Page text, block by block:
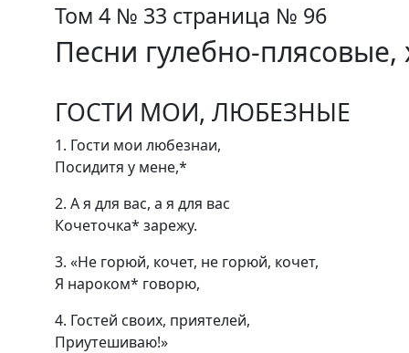
Том 4 № 33 страница № 96
Песни гулебно-
ГОСТИ МОИ, ЛЮБЕЗНЫЕ
1. Гости мои любезнаи,
Посидитя у мене,*
2. А я для вас, а я для вас
Кочеточка* зарежу.
3. «Не горюй, кочет, не горюй, кочет,
Я нароком* говорю,
4. Гостей своих, приятелей,
Приутешиваю!»